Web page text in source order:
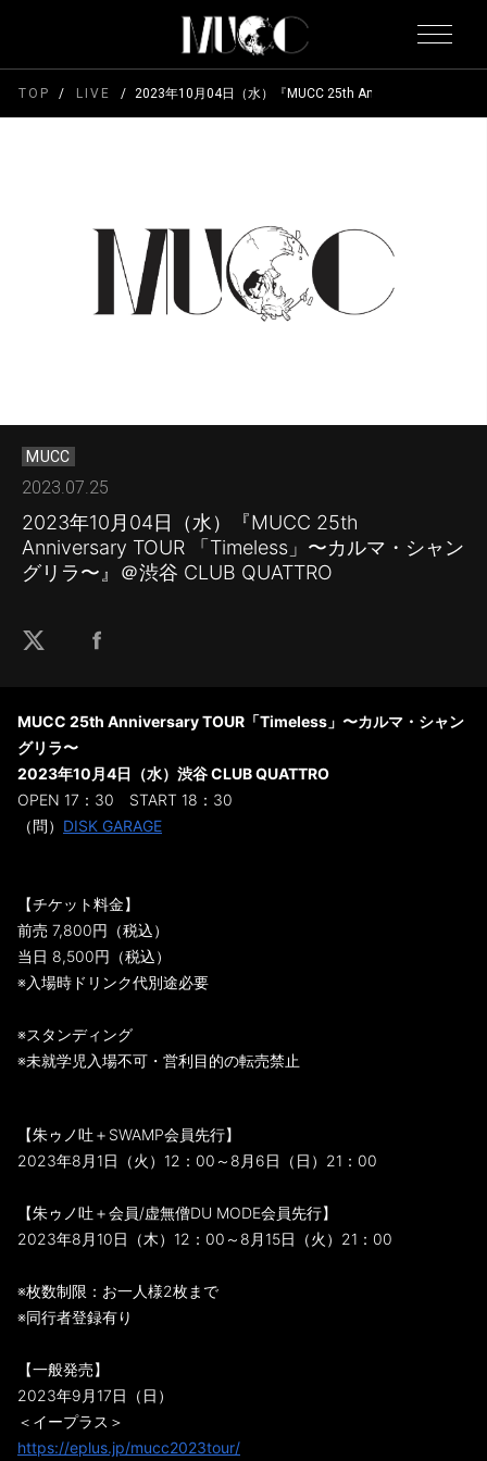
TOP LIVE 2023年10月04日（水）『MUCC 25th Anniversary TOUR
MUCC
2023.07.25
2023年10月04日（水）『MUCC 25th
Anniversary TOUR 「Timeless」〜カルマ・シャン
グリラ〜』＠渋谷 CLUB QUATTRO
MUCC 25th Anniversary TOUR「Timeless」〜カルマ・シャン
グリラ〜
2023年10月4日（水）渋谷 CLUB QUATTRO
OPEN 17：30 START 18：30
（問） DISK GARAGE
【チケット料金】
前売 7,800円（税込）
当日 8,500円（税込）
※入場時ドリンク代別途必要
※スタンディング
※未就学児入場不可・営利目的の転売禁止
【朱ゥノ吐＋SWAMP会員先行】
2023年8月1日（火）12：00～8月6日（日）21：00
【朱ゥノ吐＋会員/虚無僧DU MODE会員先行】
2023年8月10日（木）12：00～8月15日（火）21：00
※枚数制限：お一人様2枚まで
※同行者登録有り
【一般発売】
2023年9月17日（日）
＜イープラス＞
https://eplus.jp/mucc2023tour/